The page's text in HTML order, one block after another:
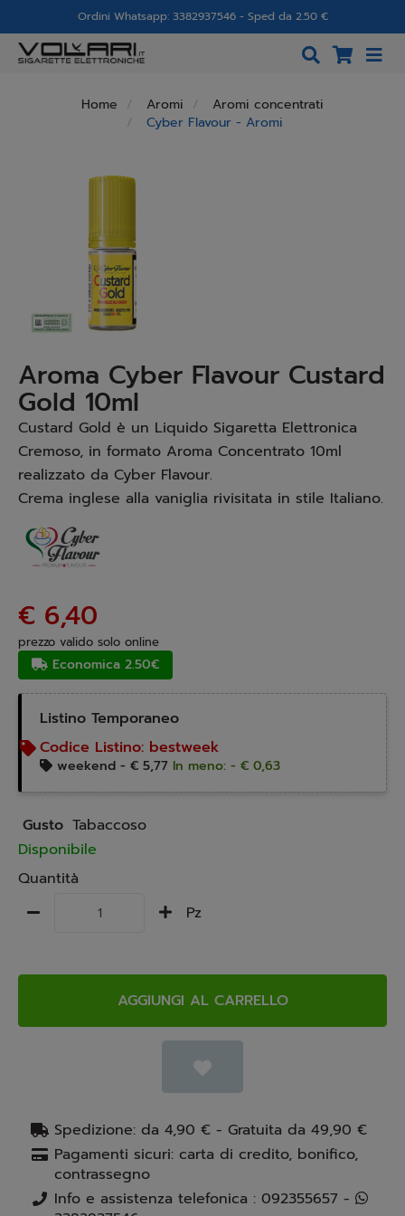
Ordini Whatsapp: 3382937546 - Sped da 2.50 €
Home Aromi
Aromi concentrati
Cyber Flavour - Aromi
Aroma Cyber Flavour Custard
Gold 10ml
Custard Gold è un Liquido Sigaretta Elettronica
Cremoso, in formato Aroma Concentrato 10ml
realizzato da Cyber Flavour.
Crema inglese alla vaniglia rivisitata in stile Italiano.
€ 6,40
prezzo valido solo online
Economica 2.50€
Listino Temporaneo
Codice Listino: bestweek
weekend - € 5,77 In meno: - € 0,63
Gusto Tabaccoso
Disponibile
Quantità
Pz
AGGIUNGI AL CARRELLO
Spedizione: da 4,90 € - Gratuita da 49,90 €
Pagamenti sicuri: carta di credito, bonifico,
contrassegno
Info e assistenza telefonica : 092355657 -